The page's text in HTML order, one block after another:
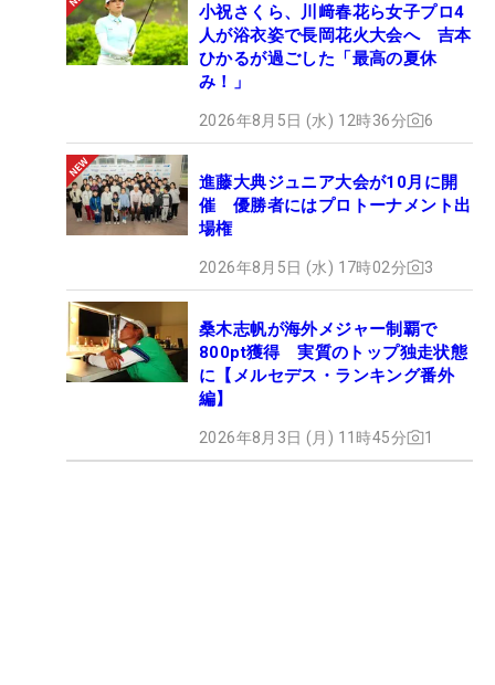
小祝さくら、川﨑春花ら女子プロ4
人が浴衣姿で長岡花火大会へ 吉本
ひかるが過ごした「最高の夏休
み！」
2026年8月5日 (水) 12時36分 6
進藤大典ジュニア大会が10月に開
催 優勝者にはプロトーナメント出
場権
2026年8月5日 (水) 17時02分 3
桑木志帆が海外メジャー制覇で
800pt獲得 実質のトップ独走状態
に【メルセデス・ランキング番外
編】
2026年8月3日 (月) 11時45分 1